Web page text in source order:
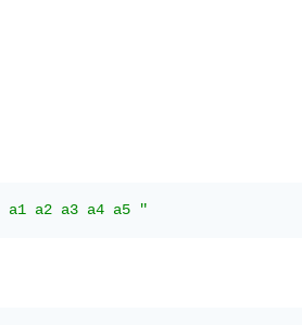
a1 a2 a3 a4 a5 "